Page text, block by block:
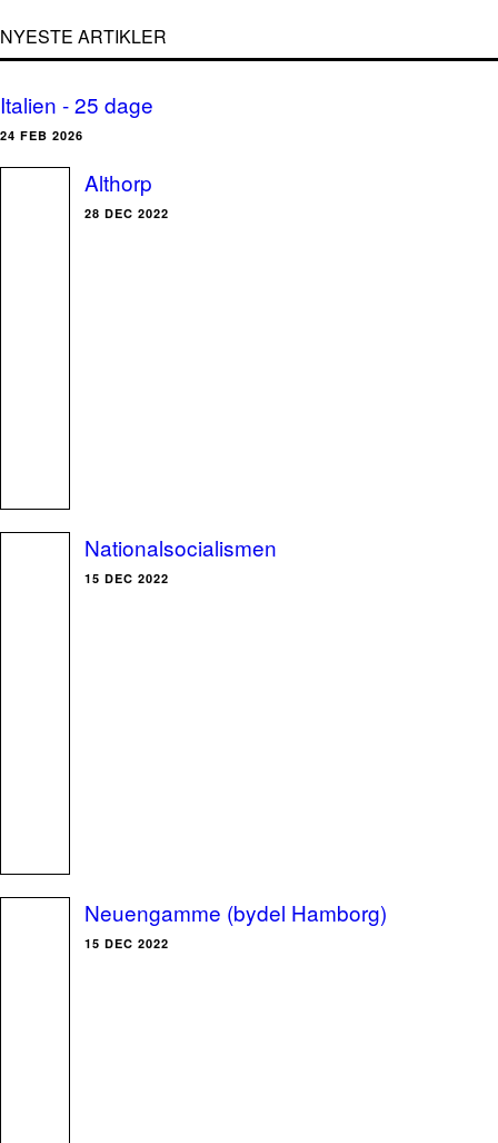
NYESTE ARTIKLER
Italien - 25 dage
24 FEB 2026
Althorp
28 DEC 2022
Nationalsocialismen
15 DEC 2022
Neuengamme (bydel Hamborg)
15 DEC 2022